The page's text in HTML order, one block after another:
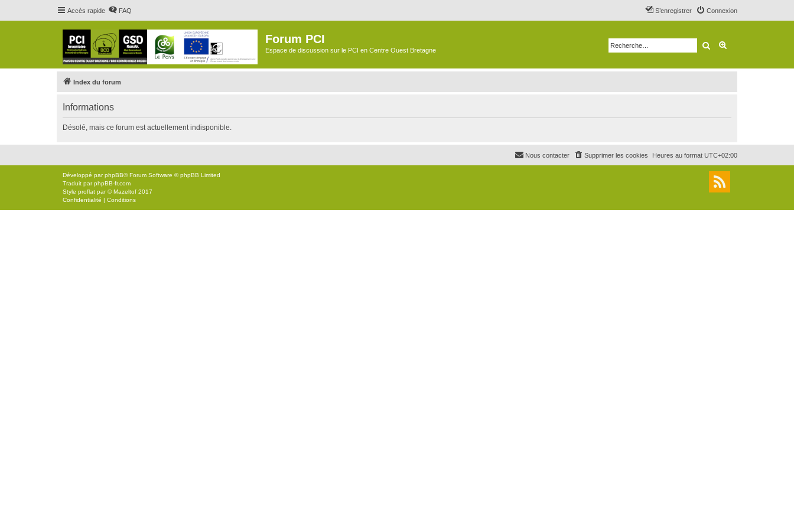
Accès rapide FAQ Connexion
S’enregistrer
Forum PCI
Espace de discussion sur le PCI en Centre Ouest Bretagne Rechercher
Index du forum
Informations
Désolé, mais ce forum est actuellement indisponible.
Heures au format UTC+02:00
Supprimer les cookies
Nous contacter
Développé parphpBB® Forum Software © phpBB Limited
Traduit parphpBB-fr.com
Style proflat par ©Mazeltof 2017
Confidentialité | Conditions